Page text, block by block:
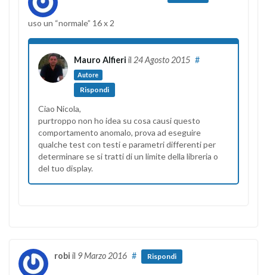
uso un “normale” 16 x 2
Mauro Alfieri il 24 Agosto 2015
Autore
#
Rispondi
Ciao Nicola,
purtroppo non ho idea su cosa causi questo
comportamento anomalo, prova ad eseguire
qualche test con testi e parametri differenti per
determinare se si tratti di un limite della libreria o
del tuo display.
robi il 9 Marzo 2016 # Rispondi